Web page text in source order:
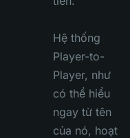
Hệ thống
Player-to-
Player, như
có thể hiểu
ngay từ tên
của nó, hoạt